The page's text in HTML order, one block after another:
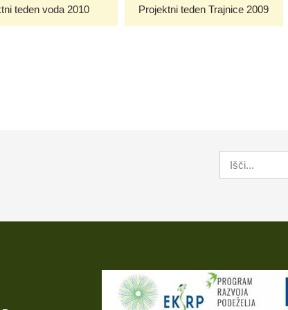
teden voda 2010 Projektni teden Trajnice 2009